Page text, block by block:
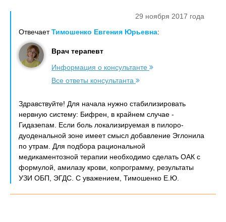
29 ноября 2017 года
ОтвечаетТимошенко Евгения Юрьевна:
Врач терапевт
Информация о консультанте
Все ответы консультанта
Здравствуйте! Для начала нужно стабилизировать
нервную систему: Бифрен, в крайнем случае -
Гидазепам. Если боль локализируемая в пилоро-
дуоденальной зоне имеет смысл добавление Эглонила
по утрам. Для подбора рациональной
медикаментозной терапии необходимо сделать ОАК с
формулой, амилазу крови, копрограмму, результаты
УЗИ ОБП, ЭГДС. С уважением, Тимошенко Е.Ю.